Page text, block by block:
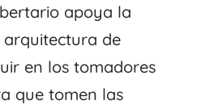
apoya la
de
en los tomadores
que tomen las